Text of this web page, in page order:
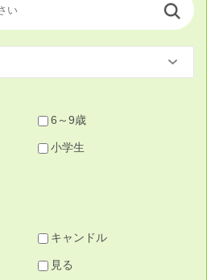
6～9歳
小学生
キャンドル
見る